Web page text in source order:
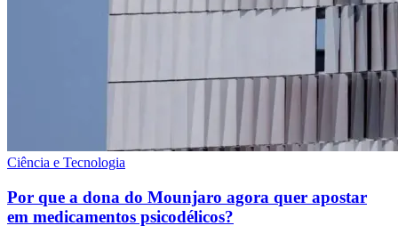
Ciência e Tecnologia
Por que a dona do Mounjaro agora quer apostar
em medicamentos psicodélicos?